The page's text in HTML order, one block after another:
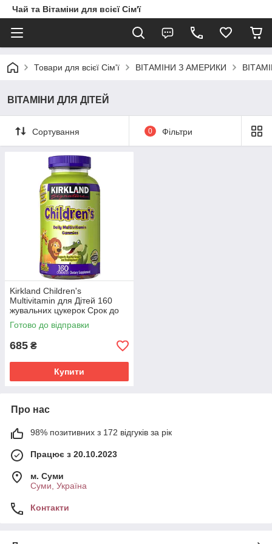
Чай та Вітаміни для всієї Сім'ї
Товари для всієї Сім'ї ВІТАМІНИ З АМЕРИКИ
ВІТАМІНИ ДЛЯ ДІТЕЙ
Сортування 0 Фільтри
Kirkland Children's
Multivitamin для Дітей 160
жувальних цукерок Срок до
09.2025
Готово до відправки
685 ₴
Купити
Про нас
98% позитивних з 172 відгуків за рік
Працює з 20.10.2023
м. Суми
Суми, Україна
Контакти